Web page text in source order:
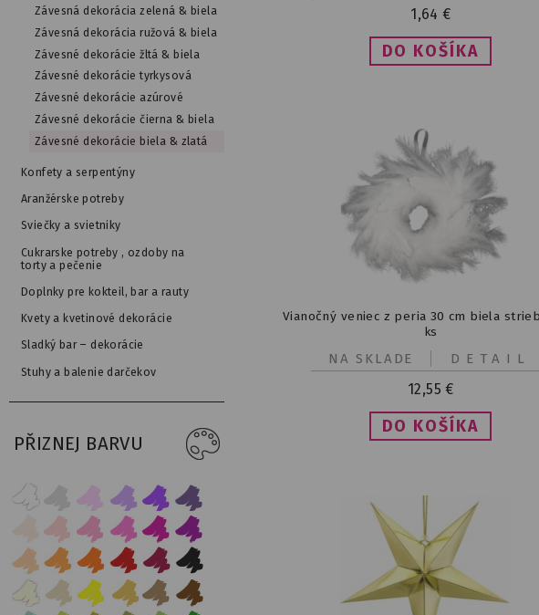
Závesná dekorácia zelená & biela
Závesná dekorácia ružová & biela
Závesné dekorácie žltá & biela
Závesné dekorácie tyrkysová
Závesné dekorácie azúrové
Závesné dekorácie čierna & biela
Závesné dekorácie biela & zlatá
Konfety a serpentýny
Aranžérske potreby
Sviečky a svietniky
Cukrarske potreby , ozdoby na
torty a pečenie
Doplnky pre kokteil, bar a rauty
Kvety a kvetinové dekorácie
Sladký bar – dekorácie
Stuhy a balenie darčekov
PŘIZNEJ BARVU
1,64 €
Vianočný veniec z peria 30 cm biela
ks
12,55 €
DETAIL
NA SKLADE